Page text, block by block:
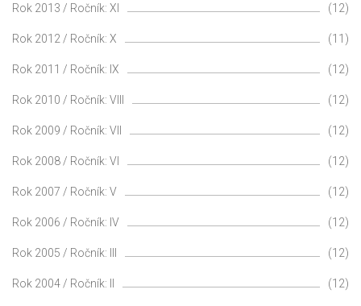
Rok 2013 / Ročník: XI (12)
Rok 2012 / Ročník: X (11)
Rok 2011 / Ročník: IX (12)
Rok 2010 / Ročník: VIII (12)
Rok 2009 / Ročník: VII (12)
Rok 2008 / Ročník: VI (12)
Rok 2007 / Ročník: V (12)
Rok 2006 / Ročník: IV (12)
Rok 2005 / Ročník: III (12)
Rok 2004 / Ročník: II (12)